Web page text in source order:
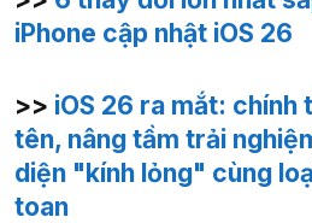
iPhone cập nhật iOS 26
>> iOS 26 ra mắt:
tên, nâng tầm trải
diện "kính lỏng" cùng
toan